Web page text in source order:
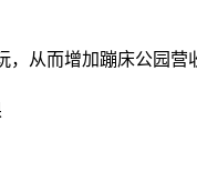
，从而增加蹦床公园营